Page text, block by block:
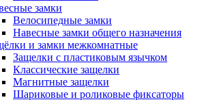
замки
Велосипедные замки
Навесные замки общего назначения
и замки межкомнатные
Защелки с пластиковым язычком
Классические защелки
Магнитные защелки
Шариковые и роликовые фиксаторы